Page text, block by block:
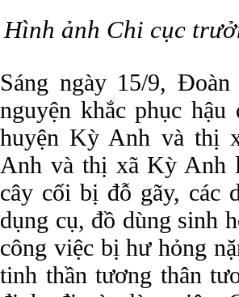
Hình ảnh Chi cục
Sáng ngày 15/9,
nguyện khắc phục
huyện Kỳ Anh và thị
Anh và thị xã Kỳ Anh
cây cối bị đỗ gãy, các
dụng cụ, đồ dùng sinh
công việc bị hư hỏng
tinh thần tương thân